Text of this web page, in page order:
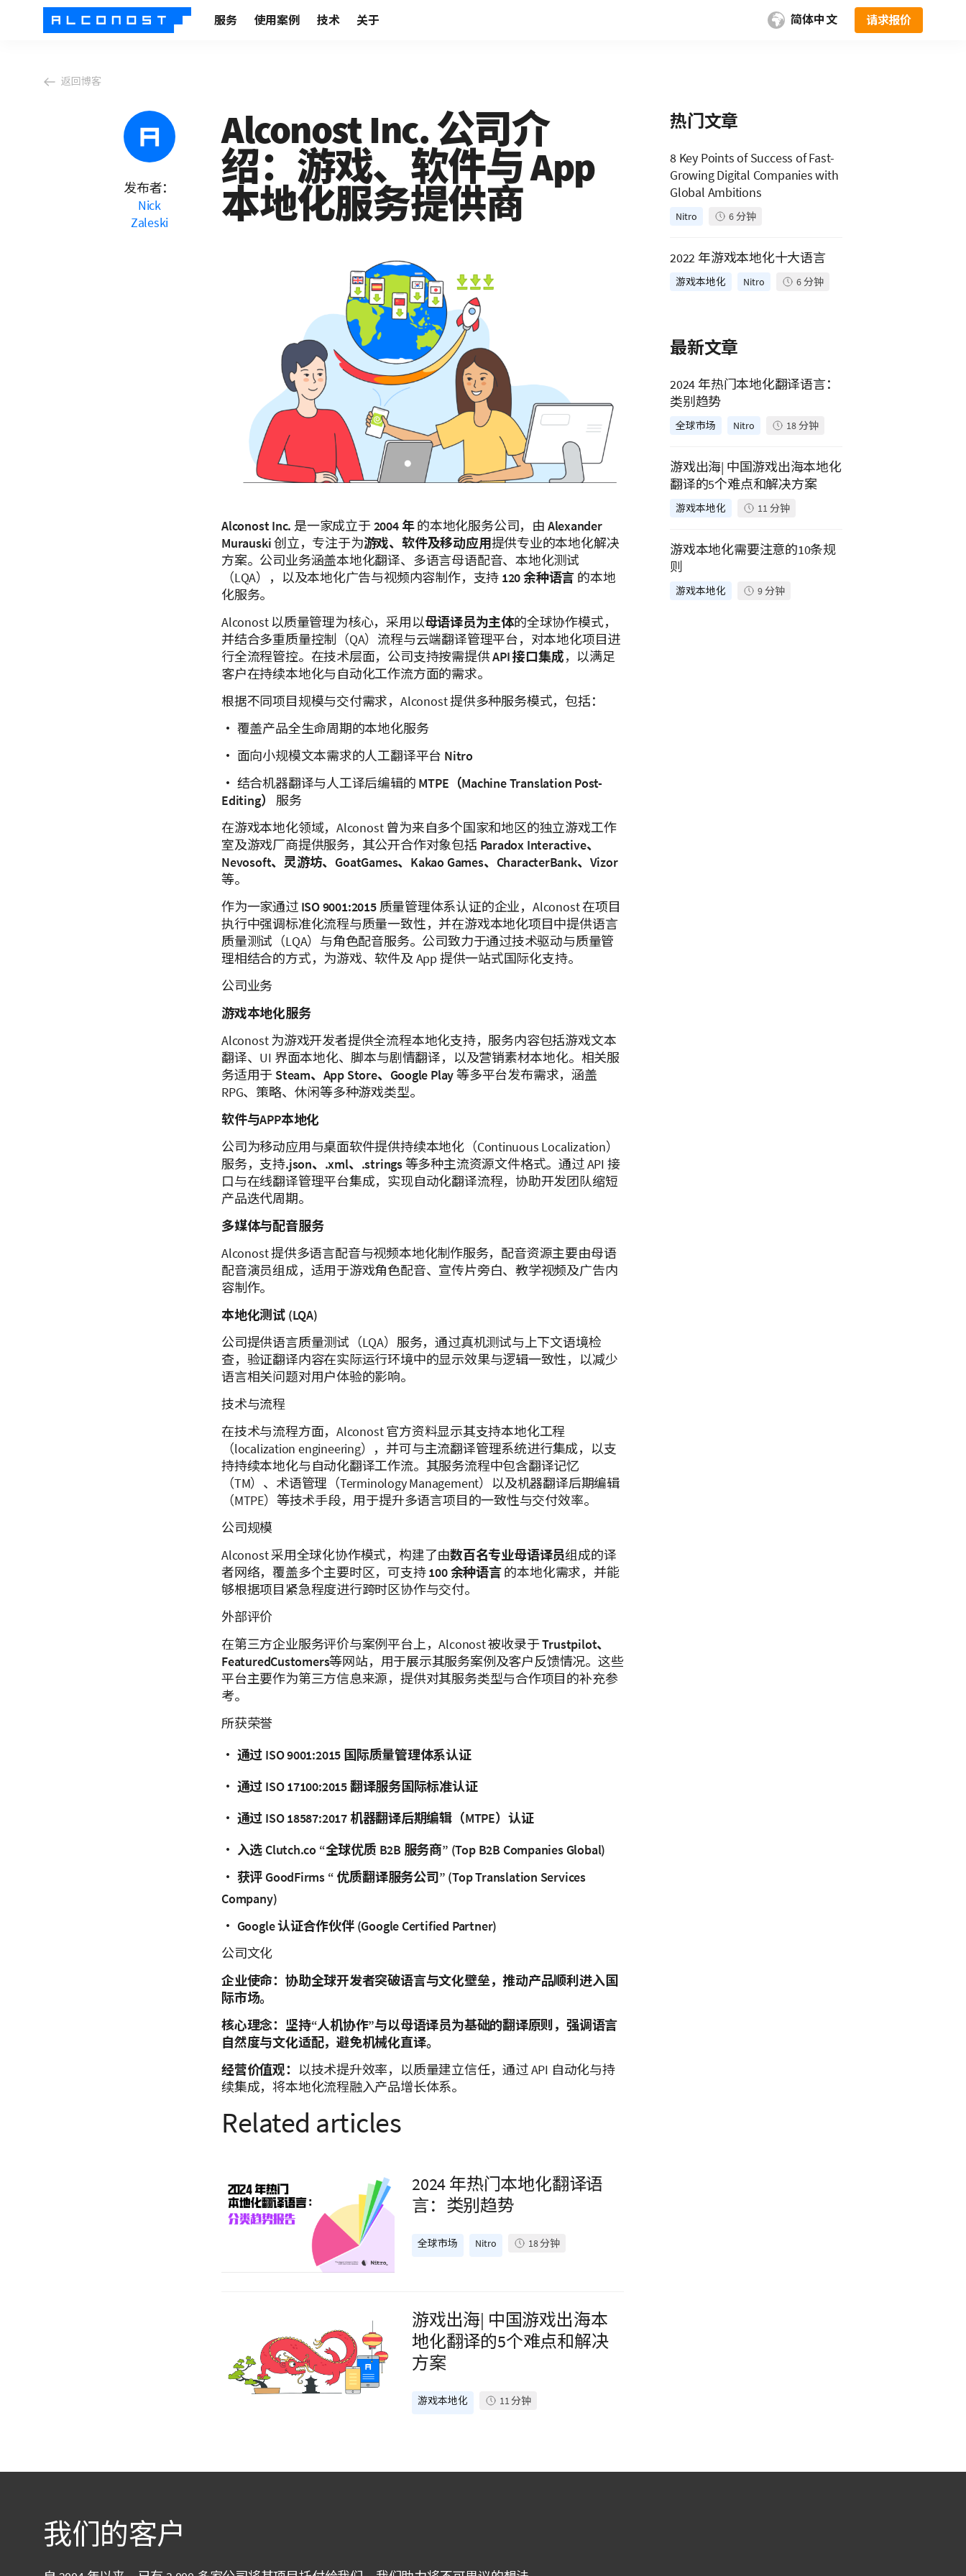
服务 使用案例 技术 关于 简体中文 请求报价
返回博客
发布者：
Nick
Zaleski
Alconost Inc. 公司介
绍：游戏、软件与 App
本地化服务提供商
Alconost Inc. 是一家成立于2004 年的本地化服务公司，由 Alexander
Murauski创立，专注于为游戏、软件及移动应用提供专业的本地化解决
方案。公司业务涵盖本地化翻译、多语言母语配音、本地化测试
（LQA），以及本地化广告与视频内容制作，支持 120 余种语言 的本地
化服务。
Alconost 以质量管理为核心，采用以母语译员为主体的全球协作模式，
并结合多重质量控制（QA）流程与云端翻译管理平台，对本地化项目进
行全流程管控。在技术层面，公司支持按需提供API 接口集成，以满足
客户在持续本地化与自动化工作流方面的需求。
根据不同项目规模与交付需求，Alconost 提供多种服务模式，包括：
• 覆盖产品全生命周期的本地化服务
• 面向小规模文本需求的人工翻译平台 Nitro
• 结合机器翻译与人工译后编辑的 MTPE（Machine Translation Post-
Editing）
服务
在游戏本地化领域，Alconost 曾为来自多个国家和地区的独立游戏工作
室及游戏厂商提供服务，其公开合作对象包括 Paradox Interactive、
Nevosoft、灵游坊、GoatGames、Kakao Games、CharacterBank、Vizor
等。
作为一家通过 ISO 9001:2015质量管理体系认证的企业，Alconost 在项目
执行中强调标准化流程与质量一致性，并在游戏本地化项目中提供语言
质量测试（LQA）与角色配音服务。公司致力于通过技术驱动与质量管
理相结合的方式，为游戏、软件及 App 提供一站式国际化支持。
公司业务
游戏本地化服务
Alconost 为游戏开发者提供全流程本地化支持，服务内容包括游戏文本
翻译、UI 界面本地化、脚本与剧情翻译，以及营销素材本地化。相关服
务适用于 Steam、App Store、Google Play等多平台发布需求，涵盖
RPG、策略、休闲等多种游戏类型。
软件与APP本地化
公司为移动应用与桌面软件提供持续本地化（Continuous Localization）
服务，支持.json、.xml、.strings等多种主流资源文件格式。通过 API 接
口与在线翻译管理平台集成，实现自动化翻译流程，协助开发团队缩短
产品迭代周期。
多媒体与配音服务
Alconost 提供多语言配音与视频本地化制作服务，配音资源主要由母语
配音演员组成，适用于游戏角色配音、宣传片旁白、教学视频及广告内
容制作。
本地化测试 (LQA)
公司提供语言质量测试（LQA）服务，通过真机测试与上下文语境检
查，验证翻译内容在实际运行环境中的显示效果与逻辑一致性，以减少
语言相关问题对用户体验的影响。
技术与流程
在技术与流程方面，Alconost 官方资料显示其支持本地化工程
（localization engineering），并可与主流翻译管理系统进行集成，以支
持持续本地化与自动化翻译工作流。其服务流程中包含翻译记忆
（TM）、术语管理（Terminology Management）以及机器翻译后期编辑
（MTPE）等技术手段，用于提升多语言项目的一致性与交付效率。
公司规模
Alconost 采用全球化协作模式，构建了由数百名专业母语译员组成的译
者网络，覆盖多个主要时区，可支持100 余种语言的本地化需求，并能
够根据项目紧急程度进行跨时区协作与交付。
外部评价
在第三方企业服务评价与案例平台上，Alconost 被收录于Trustpilot、
FeaturedCustomers等网站，用于展示其服务案例及客户反馈情况。这些
平台主要作为第三方信息来源，提供对其服务类型与合作项目的补充参
考。
所获荣誉
• 通过 ISO 9001:2015 国际质量管理体系认证
• 通过 ISO 17100:2015 翻译服务国际标准认证
• 通过 ISO 18587:2017 机器翻译后期编辑（MTPE）认证
• 入选 Clutch.co “全球优质 B2B 服务商” (Top B2B Companies Global)
• 获评 GoodFirms “ 优质翻译服务公司” (Top Translation Services
Company)
• Google 认证合作伙伴 (Google Certified Partner)
公司文化
企业使命：协助全球开发者突破语言与文化壁垒，推动产品顺利进入国
际市场。
核心理念：坚持“人机协作”与以母语译员为基础的翻译原则，强调语言
自然度与文化适配，避免机械化直译。
经营价值观： 以技术提升效率，以质量建立信任，通过 API 自动化与持
续集成，将本地化流程融入产品增长体系。
Related articles
2024 年热门本地化翻译语
言：类别趋势
全球市场 Nitro 18分钟
游戏出海| 中国游戏出海本
地化翻译的5个难点和解决
方案
游戏本地化 11分钟
热门文章
8 Key Points of Success of Fast-
Growing Digital Companies with
Global Ambitions
Nitro 6 分钟
2022 年游戏本地化十大语言
游戏本地化 Nitro 6 分钟
最新文章
2024 年热门本地化翻译语言：
类别趋势
全球市场 Nitro 18 分钟
游戏出海| 中国游戏出海本地化
翻译的5个难点和解决方案
游戏本地化 11 分钟
游戏本地化需要注意的10条规
则
游戏本地化 9 分钟
我们的客户